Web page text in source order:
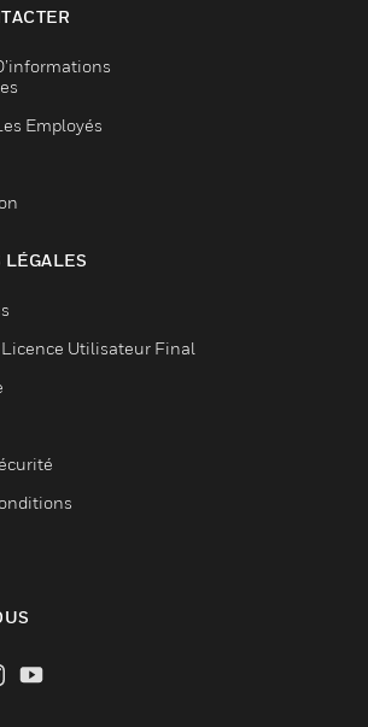
Employés
Utilisateur Final